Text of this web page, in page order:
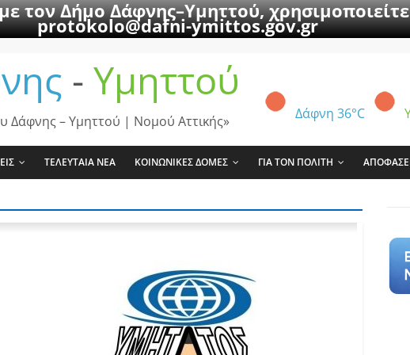
τον Δήμο Δάφνης–Υμηττού,
protokolo@dafni-ymittos.gov.gr
- Υμηττού
Δάφνη 36°C
Δάφνης – Υμηττού | Νομού Αττικής»
ΤΕΛΕΥΤΑΙΑ ΝΕΑ ΚΟΙΝΩΝΙΚΕΣ ΔΟΜΕΣ ΓΙΑ ΤΟΝ ΠΟΛΙΤΗ